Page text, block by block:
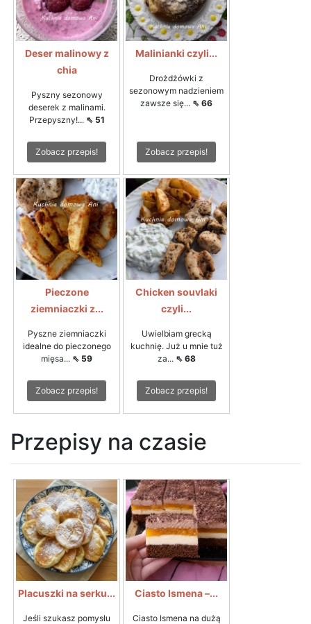
Deser malinowy z
chia
Pyszny sezonowy
deserek z malinami.
Przepyszny!... ⇖ 51
Zobacz przepis!
Malinianki czyli...
Drożdżówki z
sezonowym nadzieniem
zawsze się... ⇖ 66
Zobacz przepis!
Pieczone
ziemniaczki z...
Pyszne ziemniaczki
idealne do pieczonego
mięsa... ⇖ 59
Zobacz przepis!
Chicken souvlaki
czyli...
Uwielbiam grecką
kuchnię. Już u mnie tuż
za... ⇖ 68
Zobacz przepis!
Przepisy na czasie
Placuszki na serku...
Jeśli szukasz pomysłu
Ciasto Ismena –...
Ciasto Ismena na dużą